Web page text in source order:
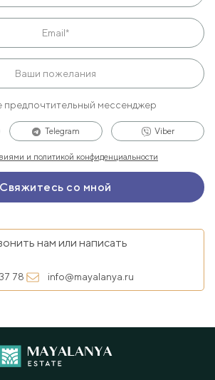
предпочтительный мессенджер
Telegram Viber
и политикой конфиденциальности
нам или написать
78 info@mayalanya.ru